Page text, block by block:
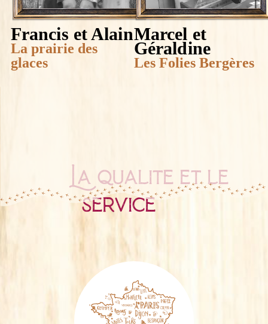
Francis et Alain
La prairie des
glaces
Marcel et
Géraldine
Les Folies Bergères
La qualité et le
service